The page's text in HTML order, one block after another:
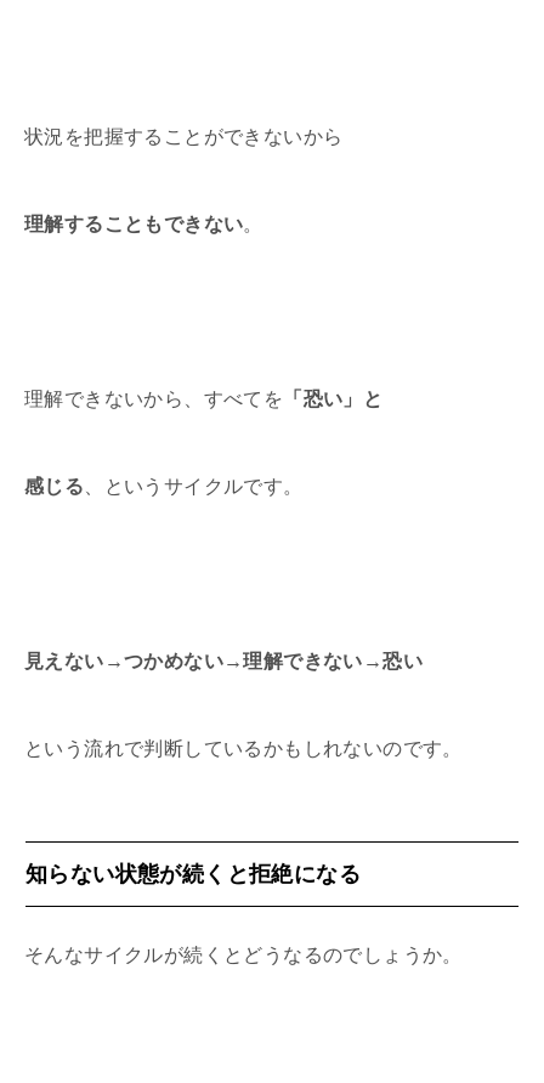
状況を把握することができないから
理解することもできない。
理解できないから、すべてを 「恐い」と
感じる 、というサイクルです。
見えない→つかめない→理解できない→恐い
という流れで判断しているかもしれないのです。
知らない状態が続くと拒絶になる
そんなサイクルが続くとどうなるのでしょうか。